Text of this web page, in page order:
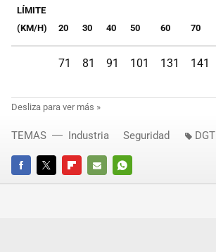
LÍMITE
(KM/H)
20 30 40 50 60 70
71 81 91 101 131 141
FACEBOOKTWITTERFLIPBOARD
E-
WHATSAPP
TEMAS Industria Seguridad DGT